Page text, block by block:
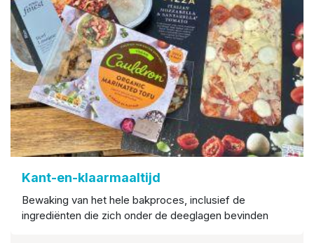
Kant-en-klaarmaaltijd
Bewaking van het hele bakproces, inclusief de
ingrediënten die zich onder de deeglagen bevinden